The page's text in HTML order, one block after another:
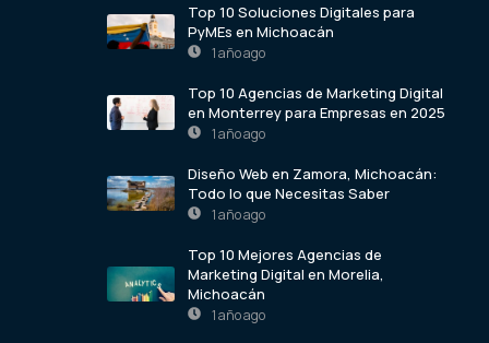
Top 10 Soluciones Digitales para
PyMEs en Michoacán
1 año ago
Top 10 Agencias de Marketing Digital
en Monterrey para Empresas en 2025
1 año ago
Diseño Web en Zamora, Michoacán:
Todo lo que Necesitas Saber
1 año ago
Top 10 Mejores Agencias de
Marketing Digital en Morelia,
Michoacán
1 año ago